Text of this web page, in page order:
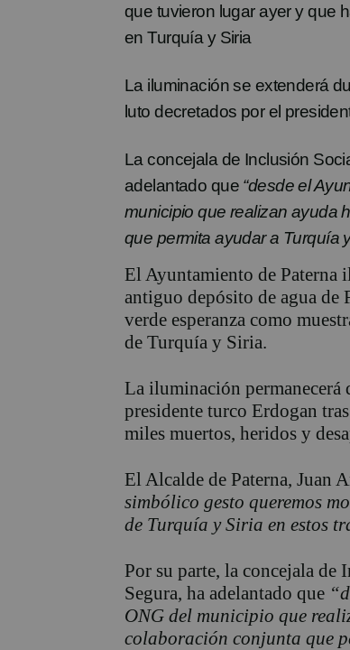
que tuvieron lugar ayer y que
en Turquía y Siria
La iluminación se extenderá
luto decretados por el
La concejala de Inclusión
adelantado que “desde el
municipio que realizan ayuda
que permita ayudar a Turquía
El Ayuntamiento de Paterna
antiguo depósito de agua
verde esperanza como
de Turquía y Siria.
La iluminación permanecerá
presidente turco Erdogan
miles muertos, heridos y
El Alcalde de Paterna, Juan
simbólico gesto queremos
de Turquía y Siria en estos
Por su parte, la concejala
Segura, ha adelantado que
ONG del municipio que
colaboración conjunta que